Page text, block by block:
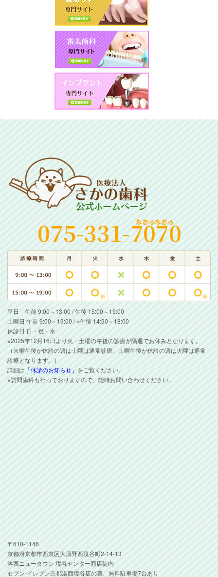
平日 午前 9:00～13:00 / 午後 15:00～19:00
土曜日 午前 9:00～13:00 / ※午後 14:30～18:00
休診日 日・祝・水
※2025年12月16日より火・土曜の午後の診療が隔週でお休みとなります。
（火曜午後が休診の週は土曜は通常診療、土曜午後が休診の週は火曜は通常
診療となります。）
詳細は 「休診のお知らせ」 をご覧ください。
※訪問歯科も行っておりますので、随時お問い合わせください。
〒610-1146
京都府京都市西京区大原野西境谷町2-14-13
洛西ニュータウン 境谷センター商店街内
セブン-イレブン京都洛西境谷店の裏、無料駐車場7台あり